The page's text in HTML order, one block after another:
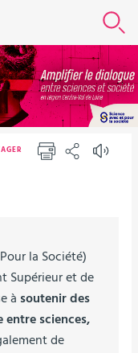
la Société)
Supérieur et de
à soutenir des
entre sciences,
de